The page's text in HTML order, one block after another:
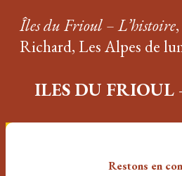
Îles du Frioul – L’histoire
Richard, Les Alpes de
ILES DU FRIOUL
Restons en